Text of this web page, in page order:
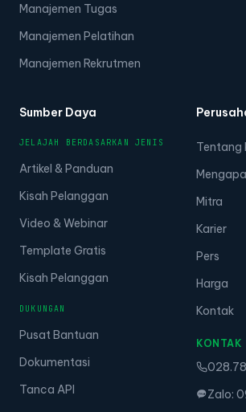
Manajemen Tugas
Manajemen Pelatihan
Manajemen Rekrutmen
Sumber Daya
JELAJAH BERDASARKAN JENIS
Artikel & Panduan
Kisah Pelanggan
Video & Webinar
Template Gratis
Kisah Pelanggan
DUKUNGAN
Pusat Bantuan
Dokumentasi
Tanca API
Tentang
Mitra
Karier
Pers
Harga
Kontak
KONTAK
Zalo: